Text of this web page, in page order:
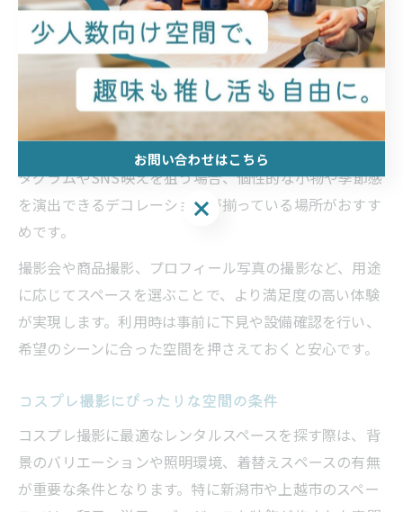
アが特徴です。撮影スタジオとしての設備が充実してい
るため、プロ・アマ問わず多くの利用者に支持されてい
ます。
撮影向けスペースを選ぶ際は、背景となる壁紙や家具が
多彩かどうか、機材の持ち込みが可能か、照明や電源の
使い勝手なども重要なポイントです。たとえば、インス
タグラムやSNS映えを狙う場合、個性的な小物や季節感
を演出できるデコレーションが揃っている場所がおすす
めです。
撮影会や商品撮影、プロフィール写真の撮影など、用途
に応じてスペースを選ぶことで、より満足度の高い体験
が実現します。利用時は事前に下見や設備確認を行い、
希望のシーンに合った空間を押さえておくと安心です。
コスプレ撮影にぴったりな空間の条件
コスプレ撮影に最適なレンタルスペースを探す際は、背
景のバリエーションや照明環境、着替えスペースの有無
が重要な条件となります。特に新潟市や上越市のスペー
お問い合わせはこちら
お問い合わせはこちら